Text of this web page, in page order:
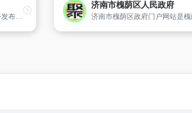
平阳县政府门户网站是县人民政府网站对外发布政务信息和提供在线服务的平台。网站主要突出政务功能,发布政府方针、政策,提供社会查询渠道和公益性信息服务,建立网上行政审批机制,加强政府和公众的沟通。
济南市槐荫区人民政府